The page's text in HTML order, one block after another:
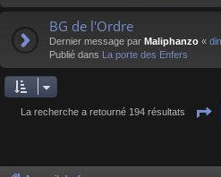
BG de l'Ordre
Dernier message par Maliphanzo «
Publié dans La porte des Enfers
La recherche a retourné 194 résultats